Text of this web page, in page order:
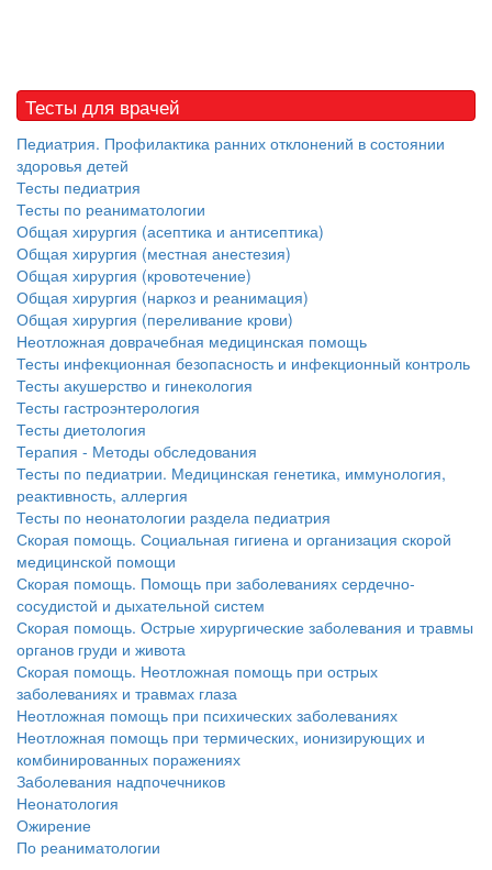
Тесты для врачей
Педиатрия. Профилактика ранних отклонений в состоянии
здоровья детей
Тесты педиатрия
Тесты по реаниматологии
Общая хирургия (асептика и антисептика)
Общая хирургия (местная анестезия)
Общая хирургия (кровотечение)
Общая хирургия (наркоз и реанимация)
Общая хирургия (переливание крови)
Неотложная доврачебная медицинская помощь
Тесты инфекционная безопасность и инфекционный контроль
Тесты акушерство и гинекология
Тесты гастроэнтерология
Тесты диетология
Терапия - Методы обследования
Тесты по педиатрии. Медицинская генетика, иммунология,
реактивность, аллергия
Тесты по неонатологии раздела педиатрия
Скорая помощь. Социальная гигиена и организация скорой
медицинской помощи
Скорая помощь. Помощь при заболеваниях сердечно-
сосудистой и дыхательной систем
Скорая помощь. Острые хирургические заболевания и травмы
органов груди и живота
Скорая помощь. Неотложная помощь при острых
заболеваниях и травмах глаза
Неотложная помощь при психических заболеваниях
Неотложная помощь при термических, ионизирующих и
комбинированных поражениях
Заболевания надпочечников
Неонатология
Ожирение
По реаниматологии